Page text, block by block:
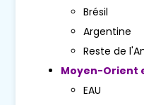
Brésil
Argentine
Reste de
Moyen-Orient
EAU